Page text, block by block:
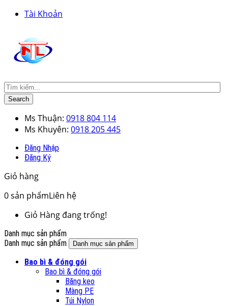
Tài Khoản
Search
Ms Thuận: 0918 804 114
Ms Khuyên: 0918 205 445
Đăng Nhập
Đăng Ký
Giỏ hàng
0sản phẩmLiên hệ
Giỏ Hàng đang trống!
Danh mục sản phẩm
Danh mục sản phẩm
Danh mục sản phẩm
Bao bì & đóng gói
Bao bì & đóng gói
Băng keo
Màng PE
Túi Nylon